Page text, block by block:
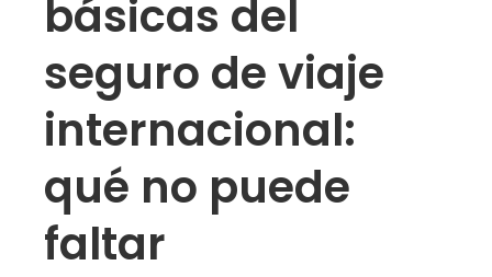
básicas del
seguro de viaje
internacional:
qué no puede
faltar